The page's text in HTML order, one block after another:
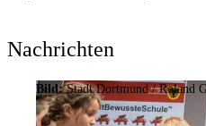
Nachrichten
Bild:Stadt Dortmund / Roland